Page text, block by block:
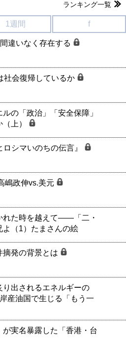
ランキング一覧
1週間 f
違いなく存在する
会復帰しているか
ルの「政治」「安全保障」
上）
シマいのちの伝言』
嶋政伸vs.美元
れた時を越えて――「二・
（1）たまさんの絵
摘発の背景とは
出されるエネルギーの
産油国で生じる「もう一
実名暴露した「香港・台